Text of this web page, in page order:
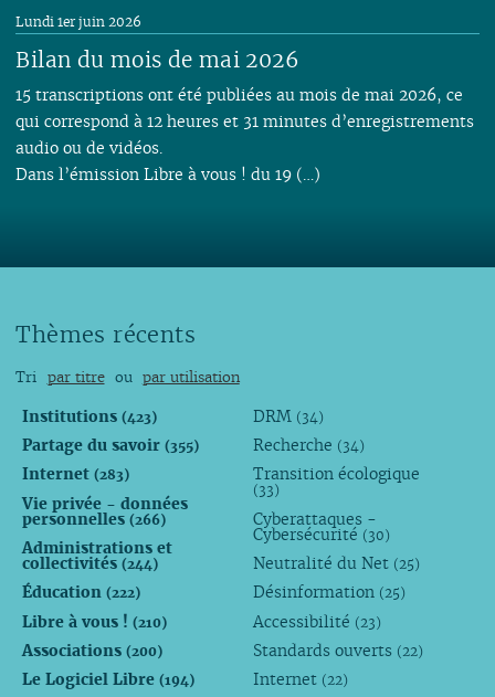
Bilan du mois de mai 2026
Lundi 1er juin 2026
15 transcriptions ont été publiées au mois de mai 2026, ce
qui correspond à 12 heures et 31 minutes d’enregistrements
audio ou de vidéos.
Dans l’émission Libre à vous ! du 19 (…)
Thèmes récents
Tri par titre ou par utilisation
Institutions (423)
Partage du savoir (355)
Internet (283)
Vie privée - données
personnelles (266)
Administrations et
collectivités (244)
Éducation (222)
Libre à vous ! (210)
Associations (200)
Le Logiciel Libre (194)
DRM (34)
Recherche (34)
Transition écologique
(33)
Cyberattaques -
Cybersécurité (30)
Neutralité du Net (25)
Désinformation (25)
Accessibilité (23)
Standards ouverts (22)
Internet (22)